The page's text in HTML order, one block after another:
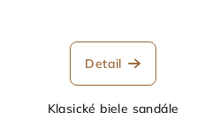
Detail
Klasické biele sandále